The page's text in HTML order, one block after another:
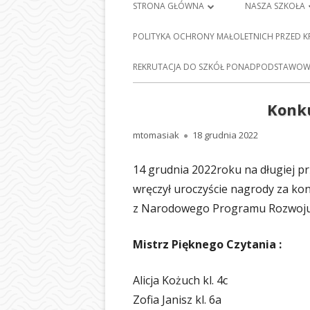
Menu
główne
STRONA GŁÓWNA
PLAN LEKCJI
DZIENNIK ELEKTRONICZNY E-
NASZA SZKOŁA
HISTORIA
BARCICACH
ODDZIAŁY
POLITYKA OCHRONY MAŁOLETNICH PRZED
REKRUTACJA DO SZKÓŁ
Autor
mtomasiak Opublikowano
18 grudnia 2022
14 grudnia 2022roku na długiej
wręczył uroczyście nagrody za
z Narodowego Programu
Mistrz Pięknego Czytania :
Alicja Kożuch kl. 4c
Zofia Janisz kl. 6a